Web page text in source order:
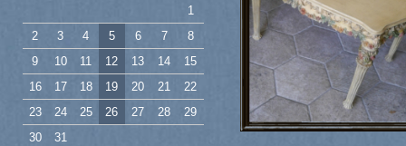
1
2
3 4 5 6 7
8
9
10 11 12 13 14
15
16
17 18 19 20 21
22
23
24 25 26 27 28
29
30
31